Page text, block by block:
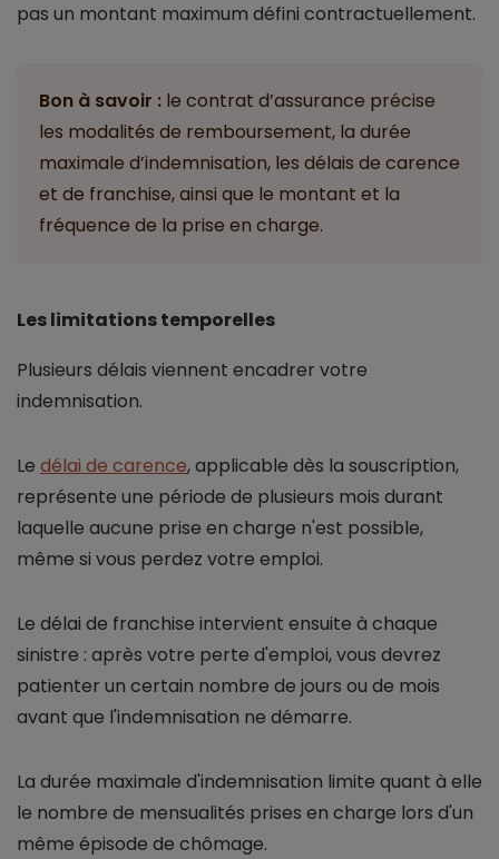
pas un montant maximum défini contractuellement.
Bon à savoir : le contrat d’assurance précise
les modalités de remboursement, la durée
maximale d’indemnisation, les délais de carence
et de franchise, ainsi que le montant et la
fréquence de la prise en charge.
Les limitations temporelles
Plusieurs délais viennent encadrer votre
indemnisation.
Le délai de carence, applicable dès la souscription,
représente une période de plusieurs mois durant
laquelle aucune prise en charge n'est possible,
même si vous perdez votre emploi.
Le délai de franchise intervient ensuite à chaque
sinistre : après votre perte d'emploi, vous devrez
patienter un certain nombre de jours ou de mois
avant que l'indemnisation ne démarre.
La durée maximale d'indemnisation limite quant à elle
le nombre de mensualités prises en charge lors d'un
même épisode de chômage.